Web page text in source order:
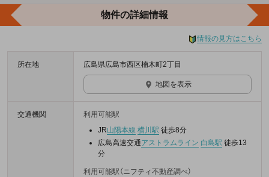
物件の詳細情報
情報の見方はこちら
所在地 広島県広島市西区楠木町2丁目
地図を表示
交通機関
利用可能駅
JR山陽本線 横川駅 徒歩8分
広島高速交通アストラムライン 白島駅 徒歩13
分
利用可能駅（ニフティ不動産調べ）